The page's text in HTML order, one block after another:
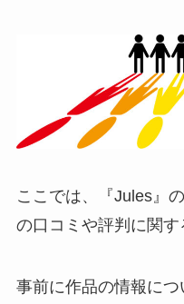
ここでは、『Jules』
の口コミや評判に関す
事前に作品の情報に